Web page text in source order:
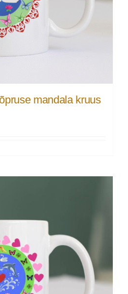
mandala kruus